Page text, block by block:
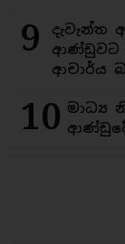
9
ආණ්ඩුවට
ආචාර්ය
10 මාධ්‍ය